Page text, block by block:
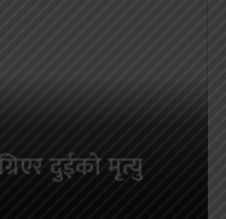
दुईको मृत्यु